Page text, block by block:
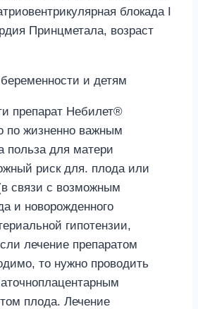
блокада I
Принцметала, возраст
и детям
препарат Небилет®
по жизненно важным
польза для матери
риск для. плода или
связи с возможным
и новорожденного
гипотензии,
лечение препаратом
то нужно проводить
плода. Лечение